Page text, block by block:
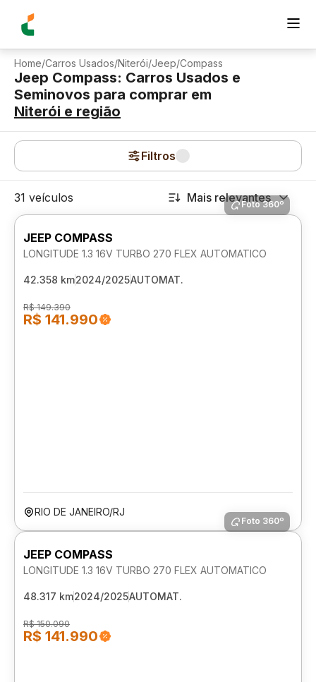
Home/Carros Usados/Niterói/Jeep/Compass
Jeep Compass: Carros Usados e
Seminovos para comprar em
Niterói e região
Filtros
31 veículos Mais relevantes
Foto 360º
JEEP COMPASS
LONGITUDE 1.3 16V TURBO 270 FLEX AUTOMATICO
42.358 km2024/2025AUTOMAT.
R$ 149.390
R$ 141.990
RIO DE JANEIRO/RJ
Foto 360º
JEEP COMPASS
LONGITUDE 1.3 16V TURBO 270 FLEX AUTOMATICO
48.317 km2024/2025AUTOMAT.
R$ 150.090
R$ 141.990